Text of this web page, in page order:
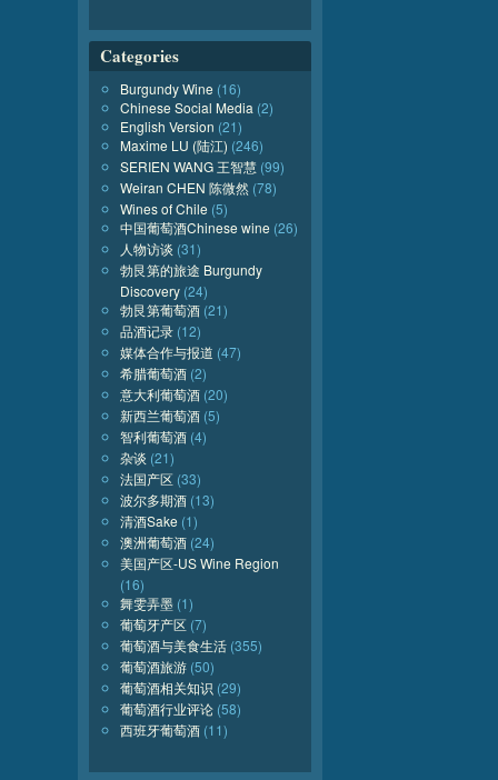
Categories
Burgundy Wine (16)
Chinese Social Media (2)
English Version (21)
Maxime LU (陆江) (246)
SERIEN WANG 王智慧 (99)
Weiran CHEN 陈微然 (78)
Wines of Chile (5)
中国葡萄酒Chinese wine (26)
人物访谈 (31)
勃艮第的旅途 Burgundy
Discovery (24)
勃艮第葡萄酒 (21)
品酒记录 (12)
媒体合作与报道 (47)
希腊葡萄酒 (2)
意大利葡萄酒 (20)
新西兰葡萄酒 (5)
智利葡萄酒 (4)
杂谈 (21)
法国产区 (33)
波尔多期酒 (13)
清酒Sake (1)
澳洲葡萄酒 (24)
美国产区-US Wine Region
(16)
舞雯弄墨 (1)
葡萄牙产区 (7)
葡萄酒与美食生活 (355)
葡萄酒旅游 (50)
葡萄酒相关知识 (29)
葡萄酒行业评论 (58)
西班牙葡萄酒 (11)